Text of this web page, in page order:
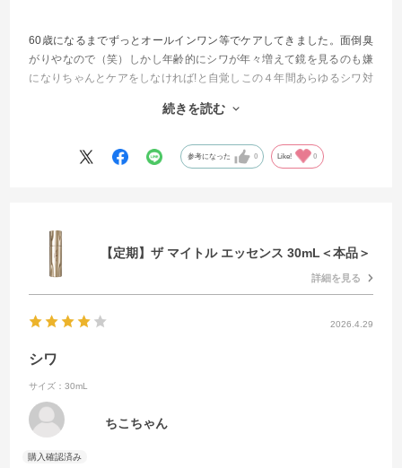
60歳になるまでずっとオールインワン等でケアしてきました。面倒臭
がりやなので（笑）しかし年齢的にシワが年々増えて鏡を見るのも嫌
になりちゃんとケアをしなければ!と自覚しこの４年間あらゆるシワ対
今回もそんな感じで試してみました。
もう他を試したりする事が無くなりました。
これからはずっと使い続けて行きます
続きを読む
参考になった 0 Like! 0
【定期】ザ マイトル エッセンス 30mL＜本品＞
詳細を見る
2026.4.29
シワ
サイズ：30mL
ちこちゃん